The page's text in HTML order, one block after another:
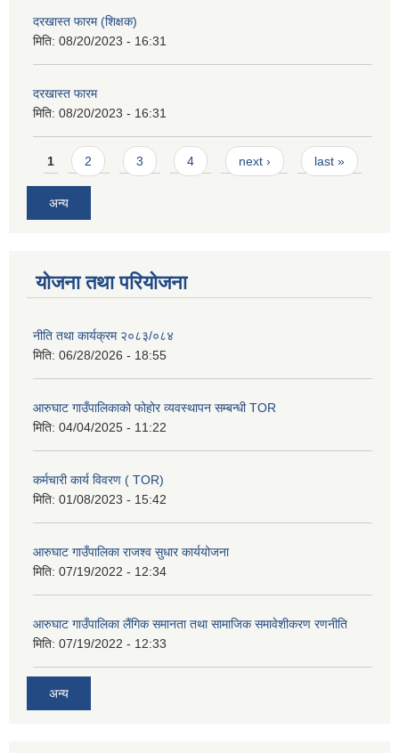
दरखास्त फारम (शिक्षक)
मिति: 08/20/2023 - 16:31
दरखास्त फारम
मिति: 08/20/2023 - 16:31
Pages
1 2 3 4 next › last »
अन्य
योजना तथा परियोजना
नीति तथा कार्यक्रम २०८३/०८४
मिति: 06/28/2026 - 18:55
आरुघाट गाउँपालिकाको फोहोर व्यवस्थापन सम्बन्धी TOR
मिति: 04/04/2025 - 11:22
कर्मचारी कार्य विवरण ( TOR)
मिति: 01/08/2023 - 15:42
आरुघाट गाउँपालिका राजश्व सुधार कार्ययोजना
मिति: 07/19/2022 - 12:34
आरुघाट गाउँपालिका लैंगिक समानता तथा सामाजिक समावेशीकरण रणनीति
मिति: 07/19/2022 - 12:33
अन्य